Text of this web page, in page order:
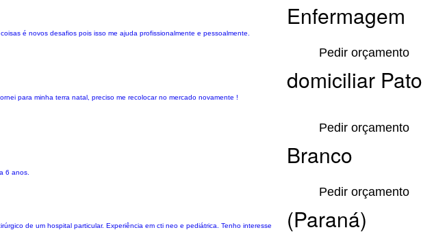
é novos desafios pois isso me ajuda profissionalmente e pessoalmente.
para minha terra natal, preciso me recolocar no mercado novamente !
Pedir orçamento
6 anos.
Pedir orçamento
de um hospital particular. Experiência em cti neo e pediátrica. Tenho interesse
Pedir orçamento
Enfermagem
domiciliar Pato
Branco
(Paraná)